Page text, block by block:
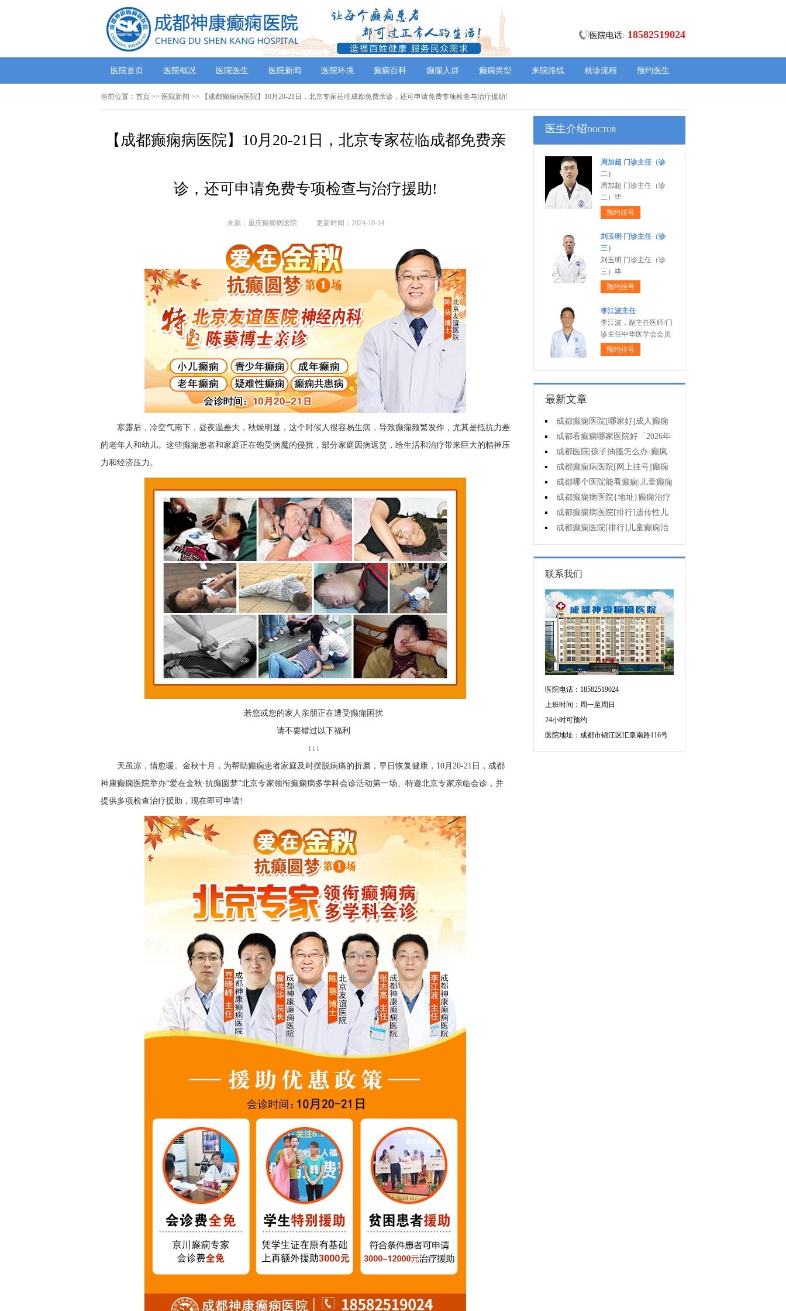
医院电话: 18582519024
医院首页 医院概况 医院医生 医院新闻 医院环境 癫痫百科 癫痫人群 癫痫类型 来院路线 就诊流程 预约医生
当前位置： 首页 >> 医院新闻 >> 【成都癫痫病医院】10月20-21日，北京专家莅临成都免费亲诊，还可申请免费专项检查与治疗援助!
【成都癫痫病医院】10月20-21日，北京专家莅临成都免费亲
诊，还可申请免费专项检查与治疗援助!
来源：重庆癫痫病医院 更新时间：2024-10-14
寒露后，冷空气南下，昼夜温差大，秋燥明显，这个时候人很容易生病，导致癫痫频繁发作，尤其是抵抗力差
的老年人和幼儿。这些癫痫患者和家庭正在饱受病魔的侵扰，部分家庭因病返贫，给生活和治疗带来巨大的精神压
力和经济压力。
若您或您的家人亲朋正在遭受癫痫困扰
请不要错过以下福利
↓↓↓
天虽凉，情愈暖。金秋十月，为帮助癫痫患者家庭及时摆脱病痛的折磨，早日恢复健康，10月20-21日，成都
神康癫痫医院举办“爱在金秋·抗癫圆梦”北京专家领衔癫痫病多学科会诊活动第一场。特邀北京专家亲临会诊，并
提供多项检查治疗援助，现在即可申请!
医生介绍DOCTOR
周加超 门诊主任（诊
二）
周加超 门诊主任（诊
二）毕
预约挂号
刘玉明 门诊主任（诊
三）
刘玉明 门诊主任（诊
三）毕
预约挂号
李江波主任
李江波，副主任医师/门
诊主任中华医学会会员
预约挂号
最新文章
成都癫痫医院[哪家好]成人癫痫
的护理方法是什么?
成都看癫痫哪家医院好「2026年
度公布」有癫痫能不能抽烟?
成都医院|孩子抽搐怎么办-癫疯
病病人要知道的误区
成都癫痫病医院[网上挂号]癫痫
发作会有什么症状?
成都哪个医院能看癫痫|儿童癫痫
未经正规治疗有什么伤害?
成都癫痫病医院{地址}癫痫治疗
需注意哪些问题?
成都癫痫病医院[排行]遗传性儿
童癫痫病早期症状什么样?
成都癫痫医院[排行]儿童癫痫治
疗方法哪个好?
联系我们
医院电话：18582519024
上班时间：周一至周日
24小时可预约
医院地址：成都市锦江区汇泉南路116号